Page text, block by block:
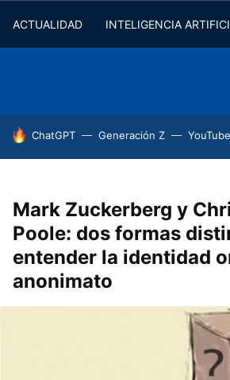
ACTUALIDAD INTELIGENCIA
HOY SE HABLA DE
ChatGPT Generación Z YouTube
Mark Zuckerberg y
Poole: dos formas
entender la identidad
anonimato